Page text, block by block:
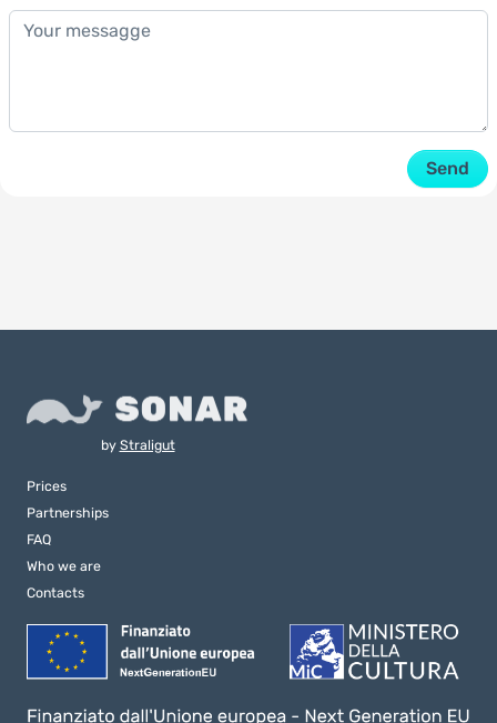
Send
by Straligut
Prices
Partnerships
FAQ
Who we are
Contacts